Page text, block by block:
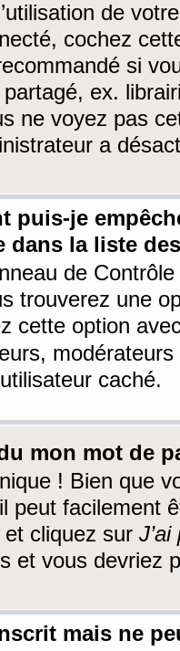
de
cochez
si
ex.
ne voyez pas
a
puis-je
dans la liste
de
trouverez une
cette option
caché.
mon mot de
! Bien que
peut facilement
et cliquez sur
et vous devriez
mais ne